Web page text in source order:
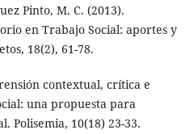
Pinto, M. C. (2013).
en Trabajo Social: aportes y
18(2), 61-78.
contextual, crítica e
una propuesta para
Polisemia, 10(18) 23-33.